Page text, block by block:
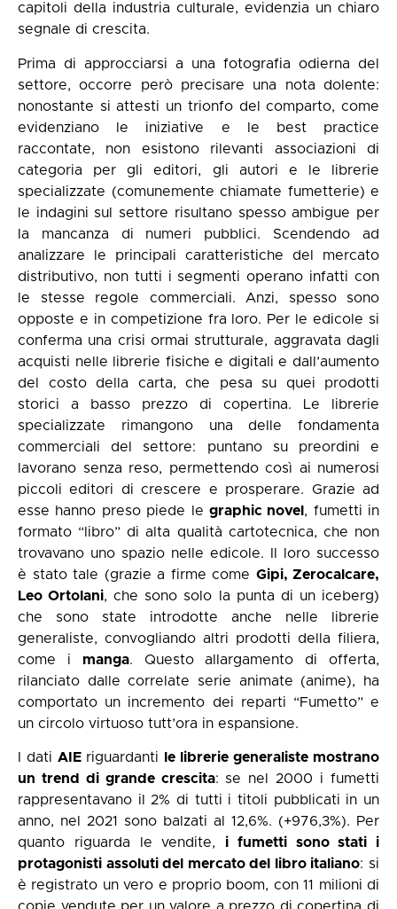
capitoli della industria culturale, evidenzia un chiaro
segnale di crescita.
Prima di approcciarsi a una fotografia odierna del
settore, occorre però precisare una nota dolente:
nonostante si attesti un trionfo del comparto, come
evidenziano le iniziative e le best practice
raccontate, non esistono rilevanti associazioni di
categoria per gli editori, gli autori e le librerie
specializzate (comunemente chiamate fumetterie) e
le indagini sul settore risultano spesso ambigue per
la mancanza di numeri pubblici. Scendendo ad
analizzare le principali caratteristiche del mercato
distributivo, non tutti i segmenti operano infatti con
le stesse regole commerciali. Anzi, spesso sono
opposte e in competizione fra loro. Per le edicole si
conferma una crisi ormai strutturale, aggravata dagli
acquisti nelle librerie fisiche e digitali e dall’aumento
del costo della carta, che pesa su quei prodotti
storici a basso prezzo di copertina. Le librerie
specializzate rimangono una delle fondamenta
commerciali del settore: puntano su preordini e
lavorano senza reso, permettendo così ai numerosi
piccoli editori di crescere e prosperare. Grazie ad
esse hanno preso piede le graphic novel , fumetti in
formato “libro” di alta qualità cartotecnica, che non
trovavano uno spazio nelle edicole. Il loro successo
è stato tale (grazie a firme come Gipi, Zerocalcare,
Leo Ortolani, che sono solo la punta di un iceberg)
che sono state introdotte anche nelle librerie
generaliste, convogliando altri prodotti della filiera,
come i manga. Questo allargamento di offerta,
rilanciato dalle correlate serie animate (anime), ha
comportato un incremento dei reparti “Fumetto” e
un circolo virtuoso tutt’ora in espansione.
I dati AIE riguardanti
le librerie generaliste mostrano
un trend di grande crescita: se nel 2000 i fumetti
rappresentavano il 2% di tutti i titoli pubblicati in un
anno, nel 2021 sono balzati al 12,6%. (+976,3%). Per
quanto riguarda le vendite, i fumetti sono stati i
protagonisti assoluti del mercato del libro italiano: si
è registrato un vero e proprio boom, con 11 milioni di